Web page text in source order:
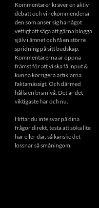
Kommentarer kräver en aktiv
debatt och vi rekommenderar
den som anser sig ha något
vettigt att säga att gärna blogga
själv i ämnet och få en större
spridning på sitt budskap.
Kommentarerna är öppna
främst för att vi ska få input &
kunna korrigera artiklarna
faktamässigt. Och därmed
hålla en bra nivå. Det är det
viktigaste här och nu.
Hittar du inte svar på dina
frågor direkt, testa att söka lite
här eller där, så kanske det
lossnar så småningom.